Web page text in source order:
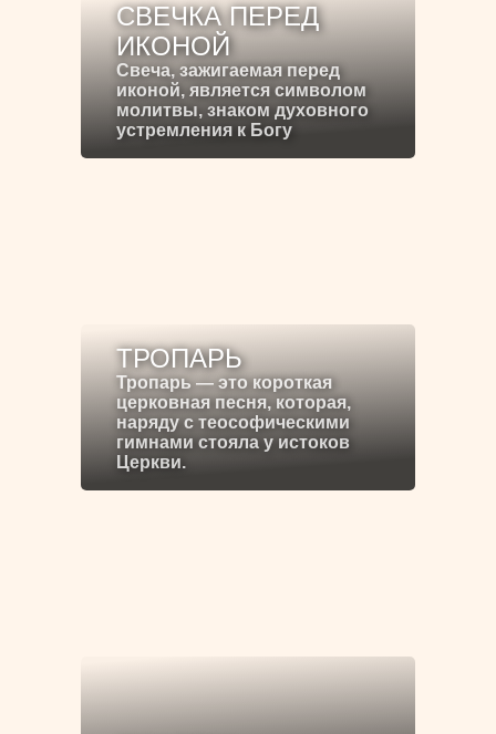
СВЕЧКА ПЕРЕД
ИКОНОЙ
Свеча, зажигаемая перед
иконой, является символом
молитвы, знаком духовного
устремления к Богу
ТРОПАРЬ
Тропарь — это короткая
церковная песня, которая,
наряду с теософическими
гимнами стояла у истоков
Церкви.